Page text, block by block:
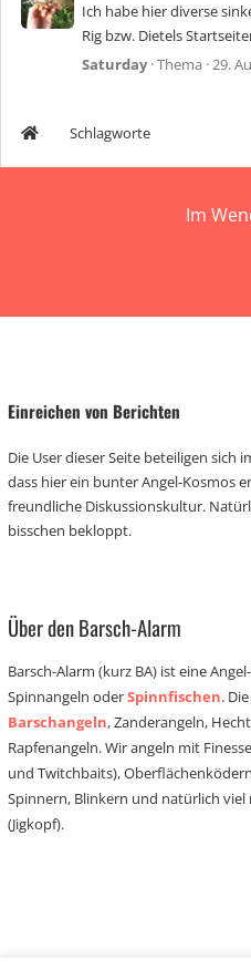
Ich habe hier diverse
Rig bzw. Dietels
Saturday Thema 29.
Schlagworte
Im
Einreichen von Berichten
Die User dieser Seite beteiligen
dass hier ein bunter Angel-Kosmos
freundliche Diskussionskultur.
bisschen bekloppt.
Über den Barsch-Alarm
Barsch-Alarm (kurz BA) ist eine
Spinnangeln oderSpinnfischen.
Barschangeln, Zanderangeln,
Rapfenangeln. Wir angeln mit
und Twitchbaits),
Spinnern, Blinkern und natürlich
(Jigkopf).